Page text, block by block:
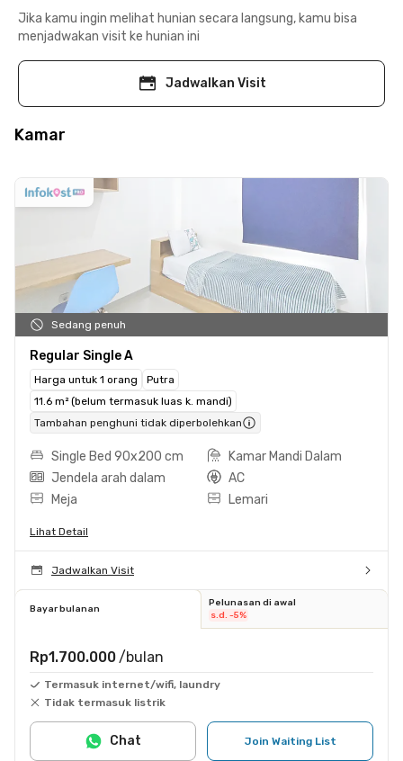
Jika kamu ingin melihat hunian secara langsung, kamu bisa
menjadwakan visit ke hunian ini
Jadwalkan Visit
Kamar
Sedang penuh
Regular Single A
Harga untuk 1 orang
Putra
11.6 m² (belum termasuk luas k. mandi)
Tambahan penghuni tidak diperbolehkan
Single Bed 90x200 cm
Kamar Mandi Dalam
Jendela arah dalam
AC
Meja
Lemari
Lihat Detail
Jadwalkan Visit
Bayar bulanan
Pelunasan di awal
s.d. -5%
Rp1.700.000 /bulan
Termasuk internet/wifi, laundry
Tidak termasuk listrik
Join Waiting List
Chat